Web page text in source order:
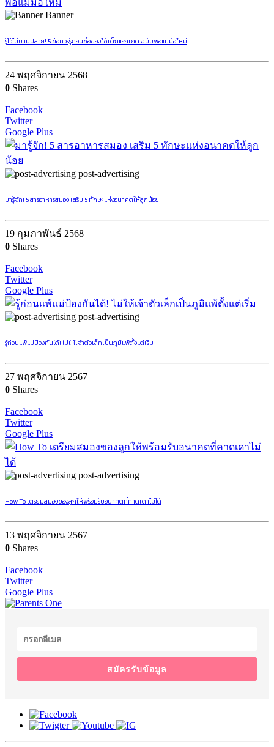
Banner
รู้ไว้ไม่บานปลาย! 5 ข้อควรรู้ก่อนซื้อของใช้เด็กแรกเกิด ฉบับพ่อแม่มือใหม่
24 พฤศจิกายน 2568
0 Shares
Facebook
Twitter
Google Plus
post-advertising
มารู้จัก! 5 สารอาหารสมอง เสริม 5 ทักษะแห่งอนาคตให้ลูกน้อย
19 กุมภาพันธ์ 2568
0 Shares
Facebook
Twitter
Google Plus
post-advertising
รู้ก่อนแพ้แม่ป้องกันได้! ไม่ให้เจ้าตัวเล็กเป็นภูมิแพ้ตั้งแต่เริ่ม
27 พฤศจิกายน 2567
0 Shares
Facebook
Twitter
Google Plus
post-advertising
How To เตรียมสมองของลูกให้พร้อมรับอนาคตที่คาดเดาไม่ได้
13 พฤศจิกายน 2567
0 Shares
Facebook
Twitter
Google Plus
สมัครรับข้อมูล